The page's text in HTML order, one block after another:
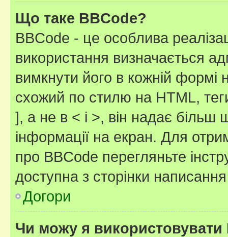
Що таке BBCode?
BBCode - це особлива
використання визначається
вимкнути його в кожній
схожий по стилю на HTML,
], а не в < і >, він надає більш
інформації на екран. Для
про BBCode перегляньте
доступна з сторінки
Догори
Чи можу я використовувати